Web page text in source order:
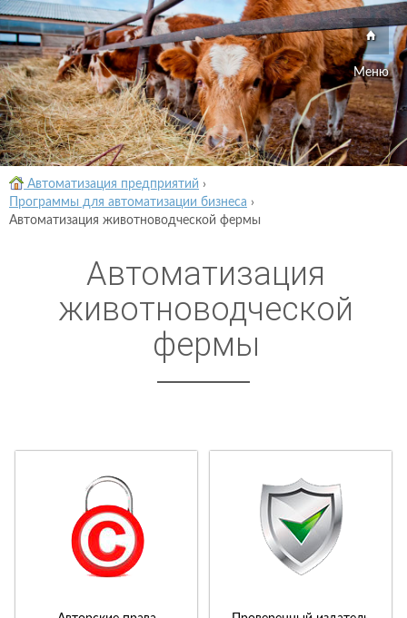
Меню
Автоматизация предприятий ›
Программы для автоматизации бизнеса ›
Автоматизация животноводческой фермы
Автоматизация
животноводческой
фермы